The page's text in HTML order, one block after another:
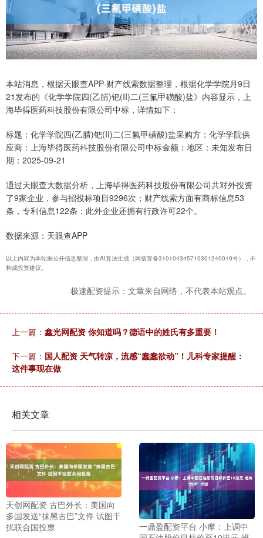
本站消息，根据天眼查APP-财产线索数据整理，根据化学学院月9日
21发布的《化学学院四(乙腈)钯(II)二(三氟甲磺酸)盐》内容显示，上
海毕得医药科技股份有限公司中标，详情如下：
标题：化学学院四(乙腈)钯(II)二(三氟甲磺酸)盐采购方：化学学院供
应商：上海毕得医药科技股份有限公司中标金额：地区：未知发布日
期：2025-09-21
通过天眼查大数据分析，上海毕得医药科技股份有限公司共对外投资
了9家企业，参与招投标项目9296次；财产线索方面有商标信息53
条，专利信息122条；此外企业还拥有行政许可22个。
数据来源：天眼查APP
以上内容为本站据公开信息整理，由AI算法生成（网信算备310104345710301240019号），不
构成投资建议。
极速配资提示：文章来自网络，不代表本站观点。
上一篇： 鑫光网配资 你知道吗？德语中的姓氏有多重要！
下一篇： 国人配资 天气转凉，流感“蠢蠢欲动”！儿科专家提醒：
这件事现在做
相关文章
天创网配资 古巴外长：美国向
多国发送“抹黑古巴”文件 试图干
扰联合国投票
一鼎盈配资平台 小摩：上调中